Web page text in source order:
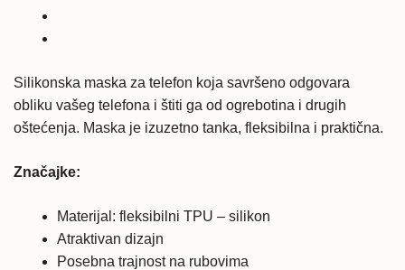
količina
Silikonska maska za telefon koja savršeno odgovara
obliku vašeg telefona i štiti ga od ogrebotina i drugih
oštećenja. Maska je izuzetno tanka, fleksibilna i praktična.
Značajke:
Materijal: fleksibilni TPU – silikon
Atraktivan dizajn
Posebna trajnost na rubovima